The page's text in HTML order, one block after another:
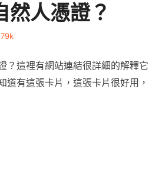
然人憑證？
？這裡有網站連結很詳細的解釋它
道有這張卡片，這張卡片很好用，